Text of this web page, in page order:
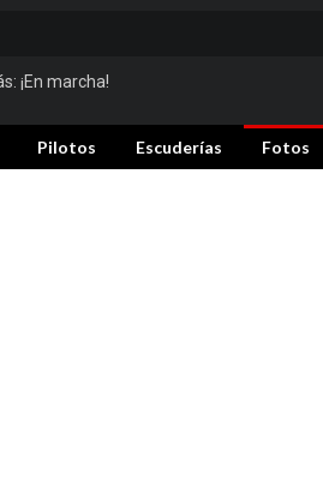
¡En marcha!
Pilotos Escuderías Fotos